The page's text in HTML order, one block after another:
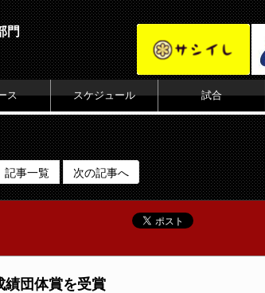
門
ス スケジュール 試合
記事一覧 次の記事へ
績団体賞を受賞